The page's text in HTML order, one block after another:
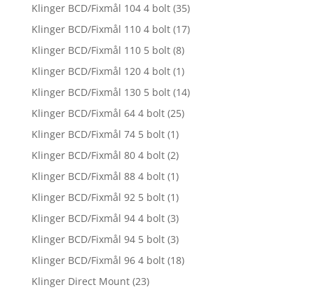
Klinger BCD/Fixmål 104 4 bolt (35)
Klinger BCD/Fixmål 110 4 bolt (17)
Klinger BCD/Fixmål 110 5 bolt (8)
Klinger BCD/Fixmål 120 4 bolt (1)
Klinger BCD/Fixmål 130 5 bolt (14)
Klinger BCD/Fixmål 64 4 bolt (25)
Klinger BCD/Fixmål 74 5 bolt (1)
Klinger BCD/Fixmål 80 4 bolt (2)
Klinger BCD/Fixmål 88 4 bolt (1)
Klinger BCD/Fixmål 92 5 bolt (1)
Klinger BCD/Fixmål 94 4 bolt (3)
Klinger BCD/Fixmål 94 5 bolt (3)
Klinger BCD/Fixmål 96 4 bolt (18)
Klinger Direct Mount (23)